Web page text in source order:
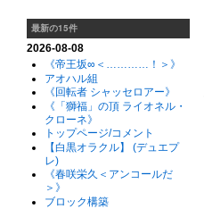
最新の15件
2026-08-08
《帝王坂∞＜…………！＞》
アオハル組
《回転者 シャッセロアー》
《「獅福」の頂 ライオネル・
クローネ》
トップページ/コメント
【白黒オラクル】 (デュエプ
レ)
《春咲栄久＜アンコールだ
＞》
ブロック構築